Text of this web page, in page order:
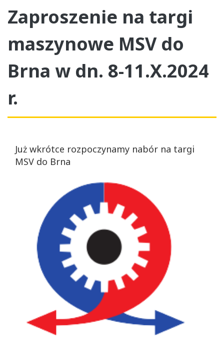
Zaproszenie na targi
maszynowe MSV do
Brna w dn. 8-11.X.2024
r.
Już wkrótce rozpoczynamy nabór na targi
MSV do Brna